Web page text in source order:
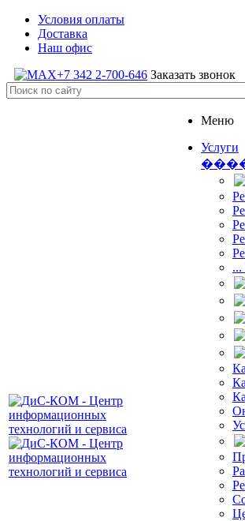
Условия оплаты
Доставка
Наш офис
+7 342 2-700-646 Заказать звонок
Меню
Услуги
...